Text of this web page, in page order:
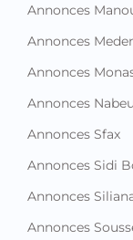
Annonces
Annonces
Annonces
Annonces
Annonces Sfax
Annonces Sidi
Annonces
Annonces